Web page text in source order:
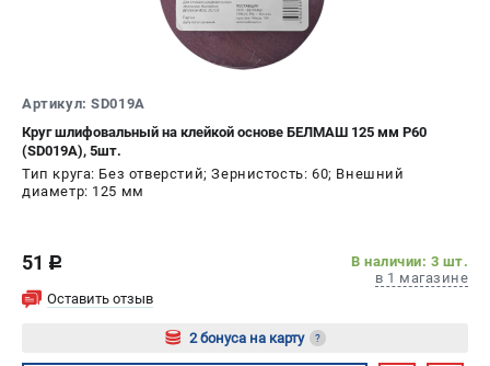
Артикул: SD019A
Круг шлифовальный на клейкой основе БЕЛМАШ 125 мм P60
(SD019A), 5шт.
Тип круга: Без отверстий; Зернистость: 60; Внешний
диаметр: 125 мм
51 c
В наличии: 3 шт.
в 1 магазине
Оставить отзыв
2 бонуса на карту ?